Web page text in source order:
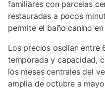
familiares con parcelas
restauradas a pocos
permite el baño canino
Los precios oscilan entre
temporada y capacidad,
los meses centrales del
amplia de octubre a